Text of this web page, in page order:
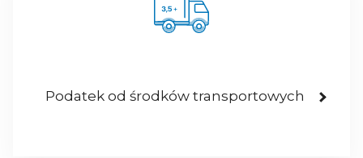
Podatek od środków transportowych